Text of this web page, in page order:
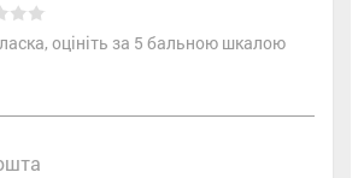
оцініть за 5 бальною шкалою